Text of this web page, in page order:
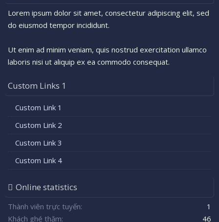
Lorem ipsum dolor sit amet, consectetur adipiscing elit, sed
do eiusmod tempor incididunt.
Ut enim ad minim veniam, quis nostrud exercitation ullamco
laboris nisi ut aliquip ex ea commodo consequat.
Custom Links 1
Custom Link 1
Custom Link 2
Custom Link 3
Custom Link 4
Online statistics
Thành viên trực tuyến
1
Khách ghé thăm
46